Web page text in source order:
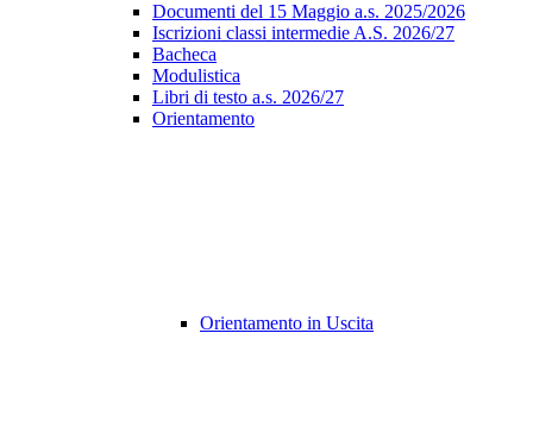
Documenti del 15 Maggio a.s. 2025/2026
Iscrizioni classi intermedie A.S. 2026/27
Bacheca
Modulistica
Libri di testo a.s. 2026/27
Orientamento
Orientamento in Uscita